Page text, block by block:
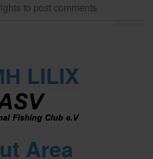
to post comments
LILIX
Area